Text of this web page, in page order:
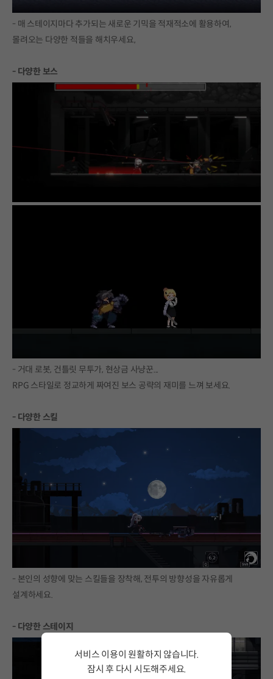
- 매 스테이지마다 추가되는 새로운 기믹을 적재적소에 활용하여,
몰려오는 다양한 적들을 해치우세요,
- 다양한 보스
- 거대 로봇, 건틀릿 무투가, 현상금 사냥꾼...
RPG 스타일로 정교하게 짜여진 보스 공략의 재미를 느껴 보세요.
- 다양한 스킬
- 본인의 성향에 맞는 스킬들을 장착해, 전투의 방향성을 자유롭게
설계하세요.
- 다양한 스테이지
서비스 이용이 원활하지 않습니다.
잠시 후 다시 시도해주세요.